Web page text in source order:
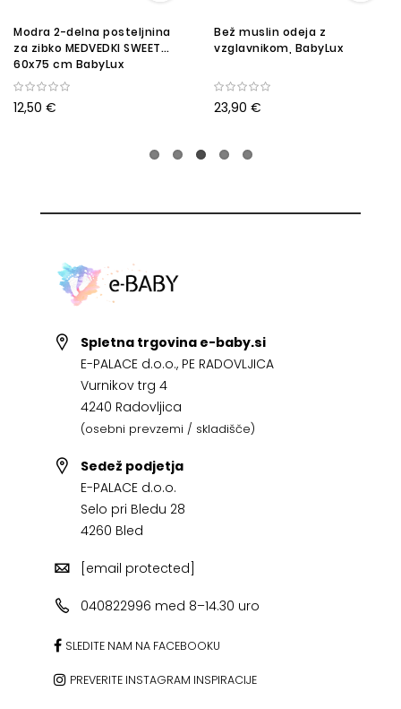
Modra 2-delna posteljnina
za zibko MEDVEDKI SWEET
60x75 cm BabyLux
12,50 €
Bež muslin odeja z
vzglavnikom, BabyLux
23,90 €
Spletna trgovina e-baby.si
E-PALACE d.o.o., PE RADOVLJICA
Vurnikov trg 4
4240 Radovljica
(osebni prevzemi / skladišče)
Sedež podjetja
E-PALACE d.o.o.
Selo pri Bledu 28
4260 Bled
[email protected]
040822996 med 8–14.30 uro
SLEDITE NAM NA FACEBOOKU
PREVERITE INSTAGRAM INSPIRACIJE